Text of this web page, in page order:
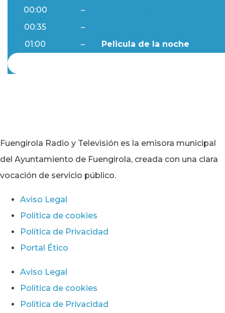
00:00 –
00:35
–
01:00
– Pelicula de la noche
Fuengirola Radio y Televisión es la emisora municipal
del Ayuntamiento de Fuengirola, creada con una clara
vocación de servicio público.
Aviso Legal
Política de cookies
Política de Privacidad
Portal Ético
Aviso Legal
Política de cookies
Política de Privacidad